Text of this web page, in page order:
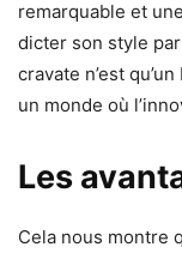
remarquable et
dicter son style
cravate n’est
un monde où
Les
Cela nous montre